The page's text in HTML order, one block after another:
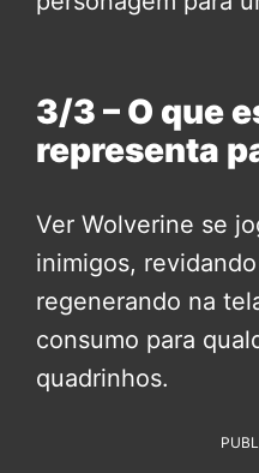
3/3 – O que
representa
Ver Wolverine se
inimigos,
regenerando na
consumo para
quadrinhos.